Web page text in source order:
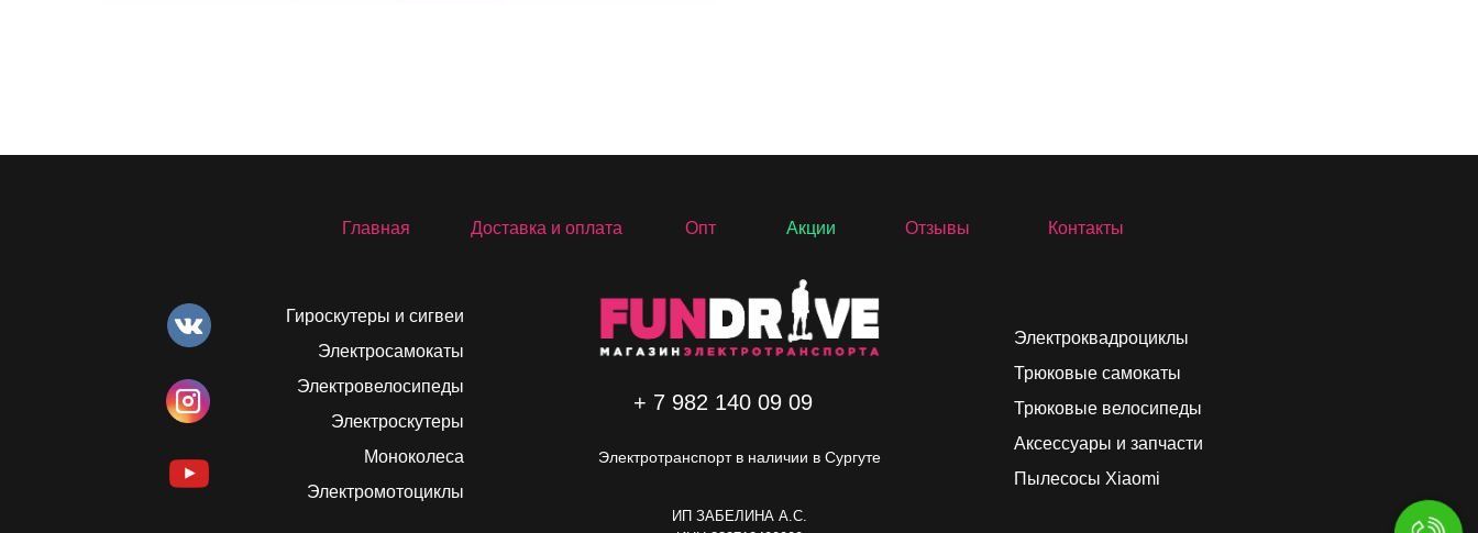
Гироскутеры и сигвеи
Электросамокаты
Электровелосипеды
Электроскутеры
Моноколеса
Электромотоциклы
Электроквадроциклы
Трюковые самокаты
Трюковые велосипеды
Аксессуары и запчасти
Пылесосы Xiaomi
Главная Доставка и оплата Опт Отзывы
Акции Контакты
+ 7 982 140 09 09
Электротранспорт в наличии в Сургуте
ИП ЗАБЕЛИНА А.C.